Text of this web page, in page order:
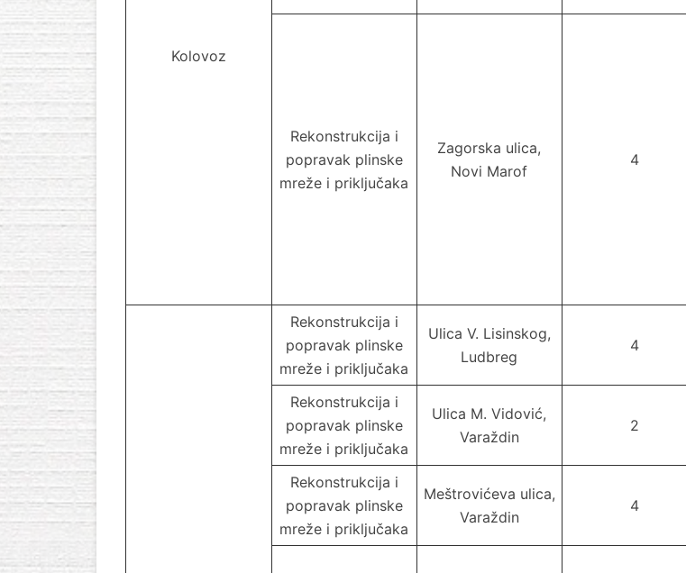
Kolovoz
Rekonstrukcija i
popravak plinske
mreže i priključaka
Zagorska ulica,
Novi Marof
4
Rekonstrukcija i
popravak plinske
mreže i priključaka
Ulica V. Lisinskog,
Ludbreg
4
Rekonstrukcija i
popravak plinske
mreže i priključaka
Ulica M. Vidović,
Varaždin
2
Rekonstrukcija i
popravak plinske
mreže i priključaka
Meštrovićeva ulica,
Varaždin
4